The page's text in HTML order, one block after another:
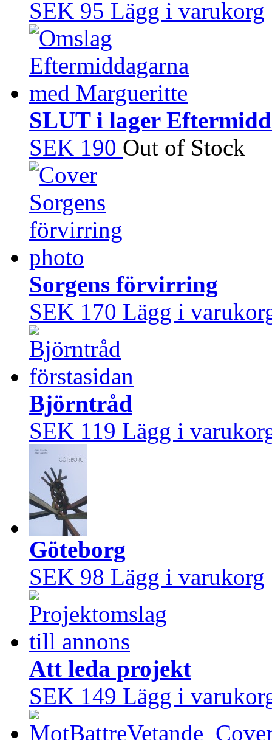
SEK 95 Lägg i varukorg
SLUT i lager
SEK 190 Out of Stock
Sorgens förvirring
SEK 170 Lägg i
Björntråd
SEK 119 Lägg i
Göteborg
SEK 98 Lägg i varukorg
Att leda projekt
SEK 149 Lägg i